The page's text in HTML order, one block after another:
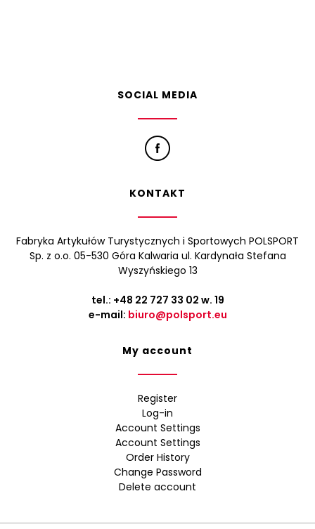
SOCIAL MEDIA
KONTAKT
Fabryka Artykułów Turystycznych i Sportowych POLSPORT
Sp. z o.o. 05-530 Góra Kalwaria ul. Kardynała Stefana
Wyszyńskiego 13
tel.: +48 22 727 33 02 w. 19
e-mail: biuro@polsport.eu
My account
Register
Log-in
Account Settings
Account Settings
Order History
Change Password
Delete account